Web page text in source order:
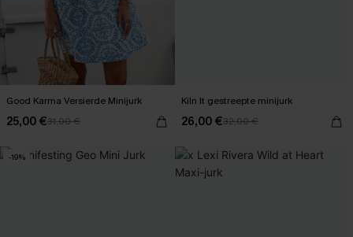
Good Karma Versierde Minijurk
25,00 €31,00 €
Kiln It gestreepte minijurk
26,00 €32,00 €
-19%